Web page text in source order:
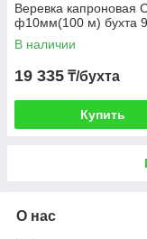
Веревка капроновая
ф10мм(100 м) бухта
В наличии
19 335 ₸/бухта
Купить
О нас